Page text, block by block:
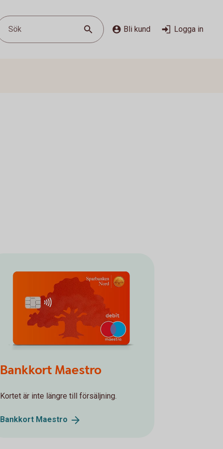
Sök Bli kund Logga in
Bankkort Maestro
Kortet är inte längre till försäljning.
Bankkort Maestro